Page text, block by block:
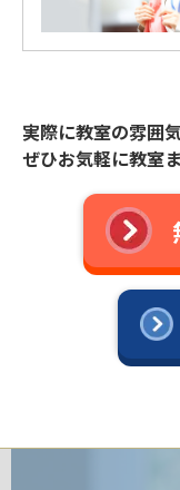
実際に教室の雰囲
ぜひお気軽に教室